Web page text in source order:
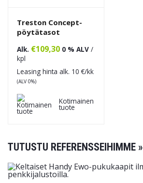
Treston Concept-
pöytätasot
Alk. €109,30 0 % ALV /
kpl
Leasing hinta alk. 10 €/kk
(ALV 0%)
Kotimainen
tuote
TUTUSTU REFERENSSEIHIMME »